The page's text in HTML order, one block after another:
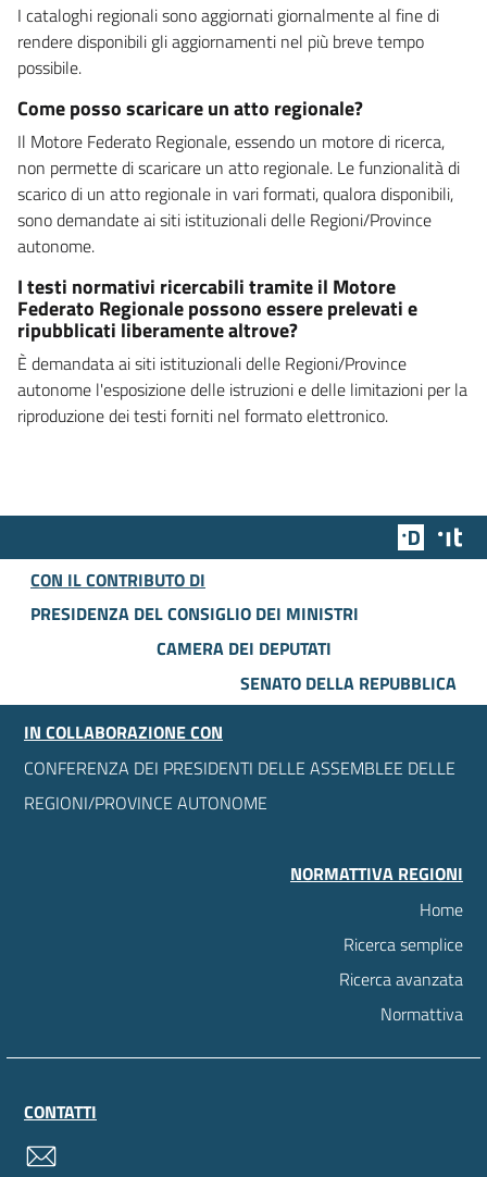
I cataloghi regionali sono aggiornati giornalmente al fine di
rendere disponibili gli aggiornamenti nel più breve tempo
possibile.
Come posso scaricare un atto regionale?
Il Motore Federato Regionale, essendo un motore di ricerca,
non permette di scaricare un atto regionale. Le funzionalità di
scarico di un atto regionale in vari formati, qualora disponibili,
sono demandate ai siti istituzionali delle Regioni/Province
autonome.
I testi normativi ricercabili tramite il Motore
Federato Regionale possono essere prelevati e
ripubblicati liberamente altrove?
È demandata ai siti istituzionali delle Regioni/Province
autonome l'esposizione delle istruzioni e delle limitazioni per la
riproduzione dei testi forniti nel formato elettronico.
Team
CON IL CONTRIBUTO DI
PRESIDENZA DEL CONSIGLIO DEI MINISTRI
CAMERA DEI DEPUTATI
SENATO DELLA REPUBBLICA
IN COLLABORAZIONE CON
CONFERENZA DEI PRESIDENTI DELLE ASSEMBLEE DELLE
REGIONI/PROVINCE AUTONOME
NORMATTIVA REGIONI
Home
Ricerca semplice
Ricerca avanzata
Normattiva
CONTATTI